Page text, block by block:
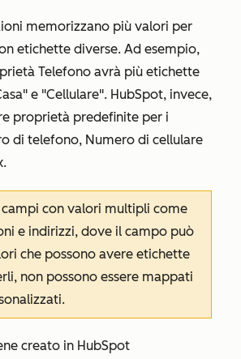
memorizzano più valori per
etichette diverse. Ad esempio,
Telefono avrà più etichette
e "Cellulare". HubSpot, invece,
proprietà predefinite per i
di telefono, Numero di cellulare
.
campi con valori multipli come
e indirizzi, dove il campo può
che possono avere etichette
non possono essere mappati
creato in HubSpot